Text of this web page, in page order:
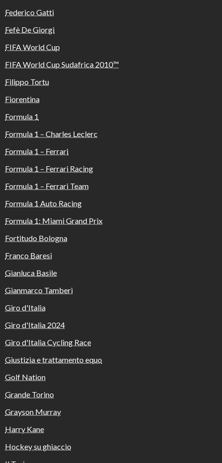
Federico Gatti
Fefè De Giorgi
FIFA World Cup
FIFA World Cup Sudafrica 2010™️
Filippo Tortu
Fiorentina
Formula 1
Formula 1 – Charles Leclerc
Formula 1 – Ferrari
Formula 1 – Ferrari Racing
Formula 1 – Ferrari Team
Formula 1 Auto Racing
Formula 1: Miami Grand Prix
Fortitudo Bologna
Franco Baresi
Gianluca Basile
Gianmarco Tamberi
Giro d'Italia
Giro d'Italia 2024
Giro d'Italia Cycling Race
Giustizia e trattamento equo
Golf Nation
Grande Torino
Grayson Murray
Harry Kane
Hockey su ghiaccio